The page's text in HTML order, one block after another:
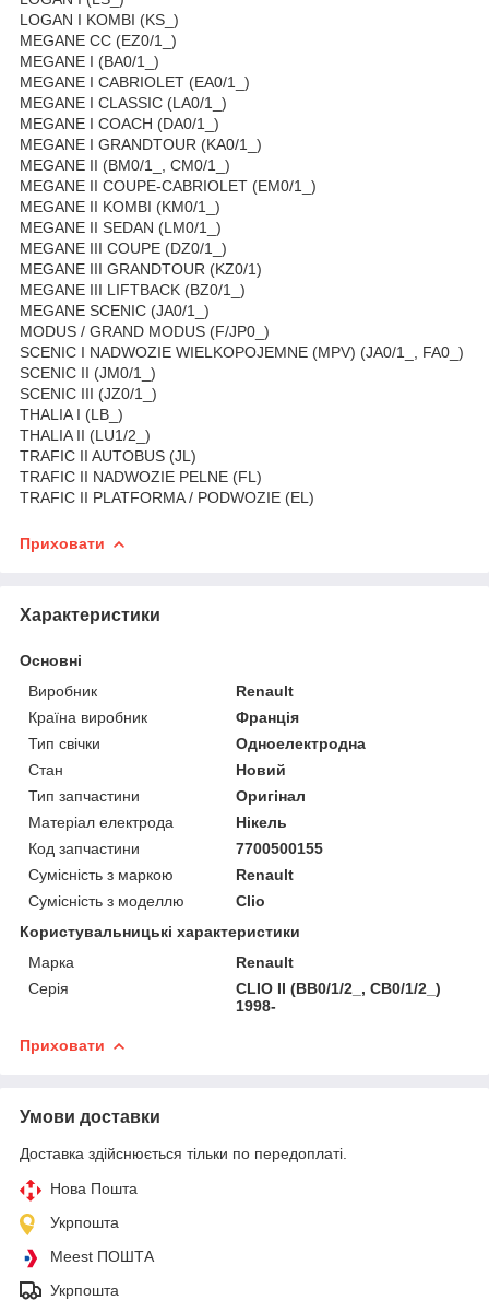
LOGAN I KOMBI (KS_)
MEGANE CC (EZ0/1_)
MEGANE I (BA0/1_)
MEGANE I CABRIOLET (EA0/1_)
MEGANE I CLASSIC (LA0/1_)
MEGANE I COACH (DA0/1_)
MEGANE I GRANDTOUR (KA0/1_)
MEGANE II (BM0/1_, CM0/1_)
MEGANE II COUPE-CABRIOLET (EM0/1_)
MEGANE II KOMBI (KM0/1_)
MEGANE II SEDAN (LM0/1_)
MEGANE III COUPE (DZ0/1_)
MEGANE III GRANDTOUR (KZ0/1)
MEGANE III LIFTBACK (BZ0/1_)
MEGANE SCENIC (JA0/1_)
MODUS / GRAND MODUS (F/JP0_)
SCENIC I NADWOZIE WIELKOPOJEMNE (MPV) (JA0/1_, FA0_)
SCENIC II (JM0/1_)
SCENIC III (JZ0/1_)
THALIA I (LB_)
THALIA II (LU1/2_)
TRAFIC II AUTOBUS (JL)
TRAFIC II NADWOZIE PELNE (FL)
TRAFIC II PLATFORMA / PODWOZIE (EL)
Приховати
Характеристики
Основні
Виробник
Renault
Країна виробник
Франція
Тип свічки
Одноелектродна
Стан
Новий
Тип запчастини
Оригінал
Матеріал електрода
Нікель
Код запчастини
7700500155
Сумісність з маркою
Renault
Сумісність з моделлю
Clio
Користувальницькі характеристики
Марка
Renault
Серія
CLIO II (BB0/1/2_, CB0/1/2_)
1998-
Приховати
Умови доставки
Доставка здійснюється тільки по передоплаті.
Нова Пошта
Укрпошта
Meest ПОШТА
Укрпошта